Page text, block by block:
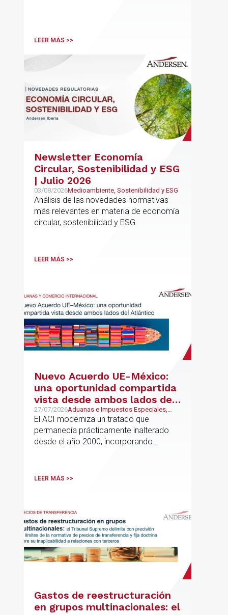
LEER MÁS >>
Newsletter Economía
Circular, Sostenibilidad y ESG
| Julio 2026
03/08/2026Medioambiente, Sostenibilidad y ESG
Análisis de las novedades normativas
más relevantes en materia de economía
circular, sostenibilidad y ESG
LEER MÁS >>
Nuevo Acuerdo UE-México:
una oportunidad compartida
vista desde ambos lados del
Atlántico
27/07/2026Aduanas e Impuestos Especiales,
Mexican Desk
El ACI moderniza un tratado que
permanecía prácticamente inalterado
desde el año 2000, incorporando
LEER MÁS >>
Gastos de reestructuración
en grupos multinacionales: el